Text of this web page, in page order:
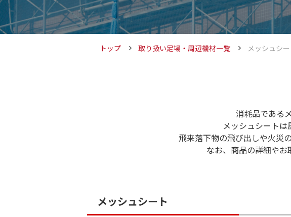
トップ 取り扱い足場・周辺機材一覧 メッシュシー
消耗品である
メッシュシートは
飛来落下物の飛び出しや火災
なお、商品の詳細やお
メッシュシート